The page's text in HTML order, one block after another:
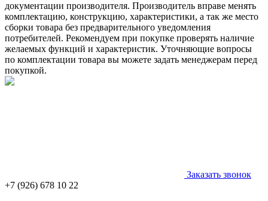
документации производителя. Производитель вправе менять
комплектацию, конструкцию, характеристики, а так же место
сборки товара без предварительного уведомления
потребителей. Рекомендуем при покупке проверять наличие
желаемых функций и характеристик. Уточняющие вопросы
по комплектации товара вы можете задать менеджерам перед
покупкой.
Заказать звонок
+7 (926) 678 10 22